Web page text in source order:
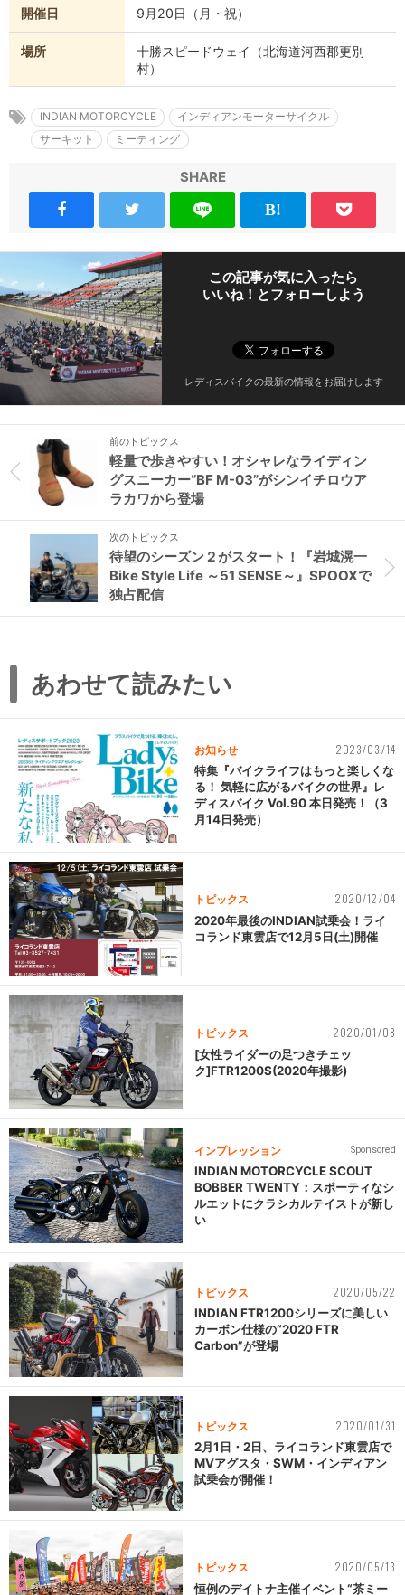
開催日 9月20日（月・祝）
場所
十勝スピードウェイ（北海道河西郡更別
村）
INDIAN MOTORCYCLE
インディアンモーターサイクル
サーキット
ミーティング
SHARE
この記事が気に入ったら
いいね！とフォローしよう
レディスバイクの最新の情報をお届けします
前のトピックス
軽量で歩きやすい！オシャレなライディン
グスニーカー“BF M-03”がシンイチロウア
ラカワから登場
次のトピックス
待望のシーズン２がスタート！『岩城滉一
Bike Style Life ～51 SENSE～』SPOOXで
独占配信
あわせて読みたい
お知らせ 2023/03/14
特集『バイクライフはもっと楽しくな
る！ 気軽に広がるバイクの世界』レ
ディスバイク Vol.90 本日発売！（3
月14日発売）
トピックス 2020/12/04
2020年最後のINDIAN試乗会！ライ
コランド東雲店で12月5日(土)開催
トピックス 2020/01/08
[女性ライダーの足つきチェッ
ク]FTR1200S(2020年撮影)
インプレッション Sponsored
INDIAN MOTORCYCLE SCOUT
BOBBER TWENTY：スポーティなシ
ルエットにクラシカルテイストが新し
い
トピックス 2020/05/22
INDIAN FTR1200シリーズに美しい
カーボン仕様の“2020 FTR
Carbon”が登場
トピックス 2020/01/31
2月1日・2日、ライコランド東雲店で
MVアグスタ・SWM・インディアン
試乗会が開催！
トピックス 2020/05/13
恒例のデイトナ主催イベント“茶ミー